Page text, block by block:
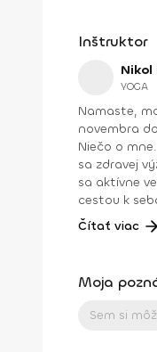
Inštruktor
Nikol
YOGA
Namaste, moje meno je Nikol a teším sa, že ťa môžem na týchto stránkach sprevádzať jogou . Okrem toho sa so mnou môžeš stretávať pravidelne každý rok od
novembra do Vianoc aj v 40-dňovej výzve Harmónia tela a duše , ktorú mimo tohto
Niečo o mne. Od detstva som sa venovala rôznym druhom pohybu, najmä tancu, pri ktorom som cítila slobodu a radosť. Neskôr som cvičila aeróbne cvičenia a venovala
sa zdravej výžive, až kým som nenatrafila
sa aktívne
cestou k
Vďaka nej je môj život krajší, lepší a
stupeň 1 a 2 – Powerjoga Akadémia Slovensko – lektori: Bc. Michaela Hluchová (SR), Václav Krejčík (ČR) Intenzívny odborný seminár Gravid jogy – lektor Ing. Dana
Čítať viac
Moja